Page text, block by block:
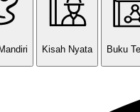
Kisah Nyata Buku